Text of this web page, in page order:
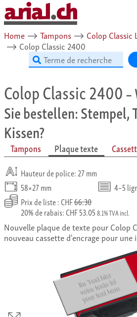
Home ⟶ Tampons ⟶ Colop Classic
⟶ Colop Classic 2400
Colop Classic 2400
Sie bestellen:
Kissen?
Tampons Plaque texte
Hauteur de police: 27 mm
58×27 mm
4–5
Prix de liste : CHF66.30
20% de rabais: CHF 53.058.1% TVA incl.
Nouvelle plaque de texte pour Colop
nouveau cassette d'encrage pour